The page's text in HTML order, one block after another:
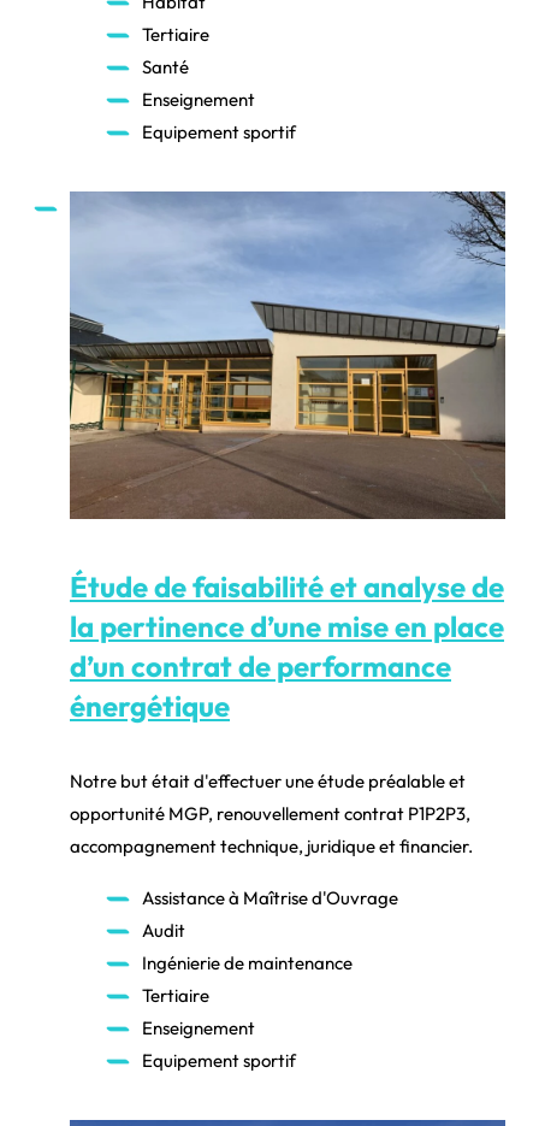
Tertiaire
Santé
Enseignement
Equipement sportif
Étude de faisabilité et analyse de
la pertinence d’une mise en place
d’un contrat de performance
énergétique
Notre but était d'effectuer une étude préalable et
opportunité MGP, renouvellement contrat P1P2P3,
accompagnement technique, juridique et financier.
Assistance à Maîtrise d'Ouvrage
Audit
Ingénierie de maintenance
Tertiaire
Enseignement
Equipement sportif